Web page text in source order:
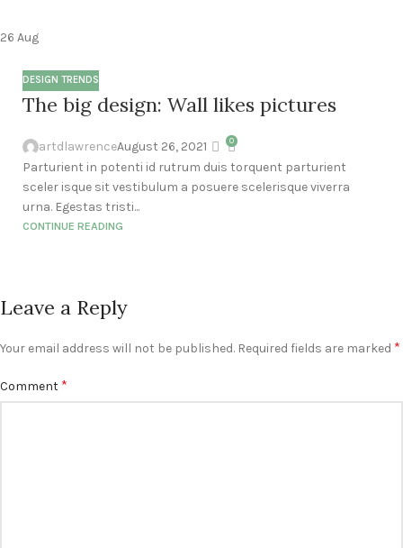
26 Aug
DESIGN TRENDS
The big design: Wall likes pictures
artdlawrenceAugust 26, 2021 0
Parturient in potenti id rutrum duis torquent parturient
sceler isque sit vestibulum a posuere scelerisque viverra
urna. Egestas tristi...
CONTINUE READING
Leave a Reply
Your email address will not be published. Required fields are marked *
Comment *